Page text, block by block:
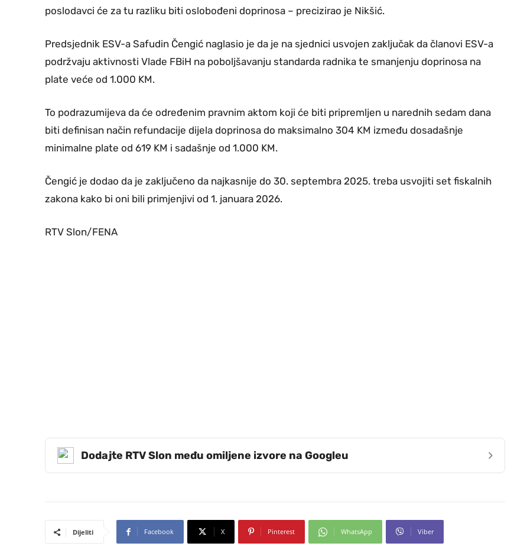
poslodavci će za tu razliku biti oslobođeni doprinosa – precizirao je Nikšić.
Predsjednik ESV-a Safudin Čengić naglasio je da je na sjednici usvojen zaključak da članovi ESV-a
podržvaju aktivnosti Vlade FBiH na poboljšavanju standarda radnika te smanjenju doprinosa na
plate veće od 1.000 KM.
To podrazumijeva da će određenim pravnim aktom koji će biti pripremljen u narednih sedam dana
biti definisan način refundacije dijela doprinosa do maksimalno 304 KM između dosadašnje
minimalne plate od 619 KM i sadašnje od 1.000 KM.
Čengić je dodao da je zaključeno da najkasnije do 30. septembra 2025. treba usvojiti set fiskalnih
zakona kako bi oni bili primjenjivi od 1. januara 2026.
RTV Slon/FENA
Dodajte RTV Slon među omiljene izvore na Googleu ›
Dijeliti Facebook X Pinterest WhatsApp Viber